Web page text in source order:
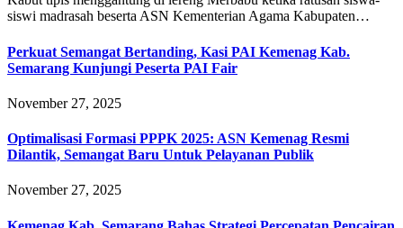
siswi madrasah beserta ASN Kementerian Agama Kabupaten…
Perkuat Semangat Bertanding, Kasi PAI Kemenag Kab.
Semarang Kunjungi Peserta PAI Fair
November 27, 2025
Optimalisasi Formasi PPPK 2025: ASN Kemenag Resmi
Dilantik, Semangat Baru Untuk Pelayanan Publik
November 27, 2025